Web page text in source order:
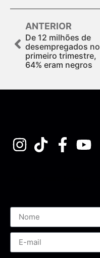
ANTERIOR
De 12 milhões de
desempregados no
primeiro trimestre,
64% eram negros